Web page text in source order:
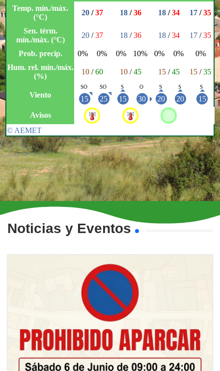
Noticias y Eventos